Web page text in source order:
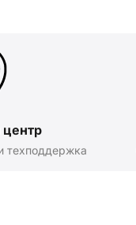
техподдержка